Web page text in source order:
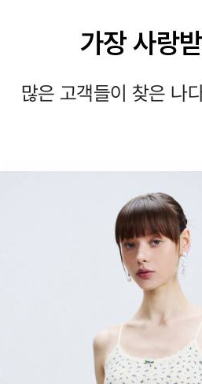
가장 사랑
많은 고객들이 찾은 나